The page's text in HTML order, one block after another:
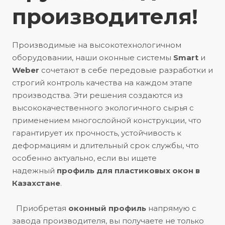
+7 707 961 92 62
Тараз
+7 777 932 12 12
Актобе, Пр. 312-й Стрелковой
Дивизии, 95
+7 747 232 44 98
Усть-Каменогорск, ул. Волгоградская,
производителя!
Производимые на высокотехнологичном
оборудовании, наши оконные системы Smart и
Weber сочетают в себе передовые разработки и
строгий контроль качества на каждом этапе
производства. Эти решения создаются из
высококачественного экологичного сырья с
применением многослойной конструкции, что
гарантирует их прочность, устойчивость к
деформациям и длительный срок службы, что
особенно актуально, если вы ищете
надежный профиль для пластиковых окон в
Казахстане.
Приобретая оконный профиль напрямую с
завода производителя, вы получаете не только